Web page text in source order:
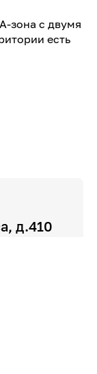
зона с двумя
есть
д.410